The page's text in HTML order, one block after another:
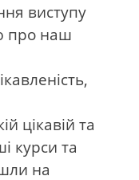
виступу
про наш
цікавій та
курси та
на